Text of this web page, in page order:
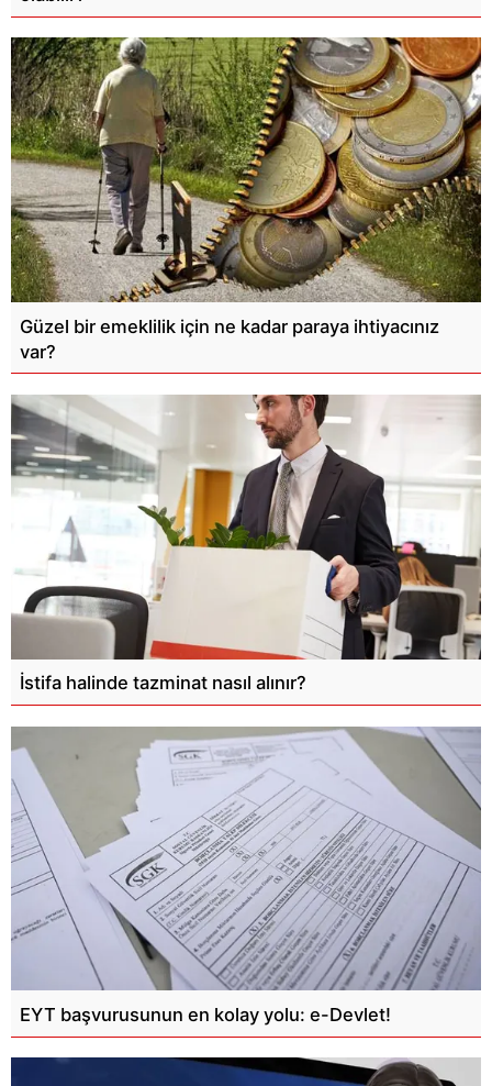
Güzel bir emeklilik için ne kadar paraya ihtiyacınız
var?
İstifa halinde tazminat nasıl alınır?
EYT başvurusunun en kolay yolu: e-Devlet!